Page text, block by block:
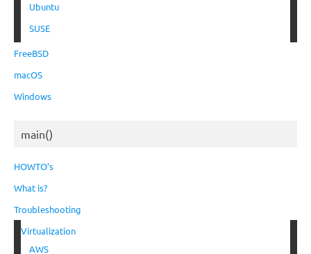
Ubuntu
SUSE
FreeBSD
macOS
Windows
main()
HOWTO’s
What is?
Troubleshooting
Virtualization
AWS